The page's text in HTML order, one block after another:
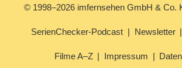
© 1998–2026 imfernsehen GmbH & Co.
SerienChecker-Podcast Newsletter
Filme A–Z Impressum